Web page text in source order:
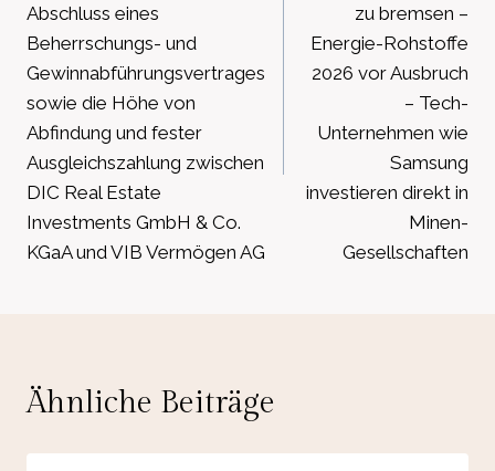
Abschluss eines
Beherrschungs- und
Gewinnabführungsvertrages
sowie die Höhe von
Abfindung und fester
Ausgleichszahlung zwischen
DIC Real Estate
Investments GmbH & Co.
KGaA und VIB Vermögen AG
zu bremsen –
Energie-Rohstoffe
2026 vor Ausbruch
– Tech-
Unternehmen wie
Samsung
investieren direkt in
Minen-
Gesellschaften
Ähnliche Beiträge